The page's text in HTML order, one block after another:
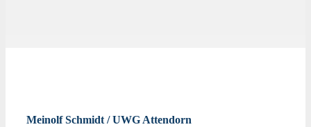
Meinolf Schmidt / UWG Attendorn